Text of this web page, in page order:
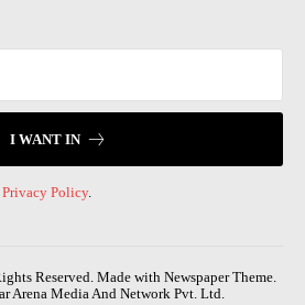
I WANT IN
Privacy Policy.
Reserved. Made with Newspaper Theme.
Arena Media And Network Pvt. Ltd.